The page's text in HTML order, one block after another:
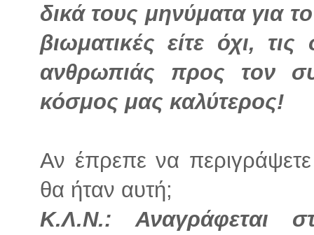
δικά τους μηνύματα για
βιωματικές είτε όχι,
ανθρωπιάς προς τον
κόσμος μας καλύτερος!
Αν έπρεπε να
θα ήταν αυτή;
Κ.Λ.Ν.: Αναγράφεται